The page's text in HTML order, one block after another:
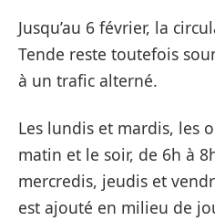
Jusqu’au 6 février, la
Tende reste toutefois
à un trafic alterné.
Les lundis et mardis, les
matin et le soir, de 6h à
mercredis, jeudis et
est ajouté en milieu de